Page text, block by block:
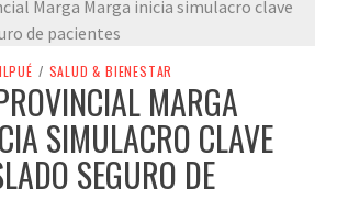
/ SALUD & BIENESTAR
MARGA
SIMULACRO CLAVE
SEGURO DE